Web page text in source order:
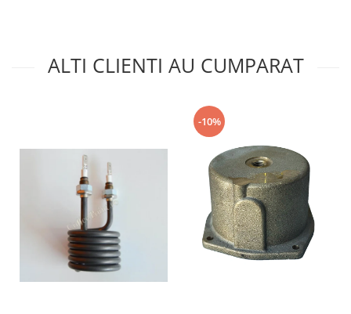
ALTI CLIENTI AU CUMPARAT
-10%